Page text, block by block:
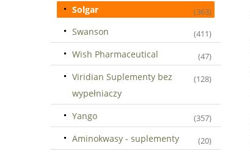
Solgar (363)
Swanson (411)
Wish Pharmaceutical (47)
Viridian Suplementy bez
wypełniaczy
(128)
Yango (357)
Aminokwasy - suplementy (20)